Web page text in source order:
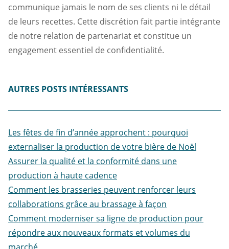
communique jamais le nom de ses clients ni le détail
de leurs recettes. Cette discrétion fait partie intégrante
de notre relation de partenariat et constitue un
engagement essentiel de confidentialité.
AUTRES POSTS INTÉRESSANTS
Les fêtes de fin d’année approchent : pourquoi
externaliser la production de votre bière de Noël
Assurer la qualité et la conformité dans une
production à haute cadence
Comment les brasseries peuvent renforcer leurs
collaborations grâce au brassage à façon
Comment moderniser sa ligne de production pour
répondre aux nouveaux formats et volumes du